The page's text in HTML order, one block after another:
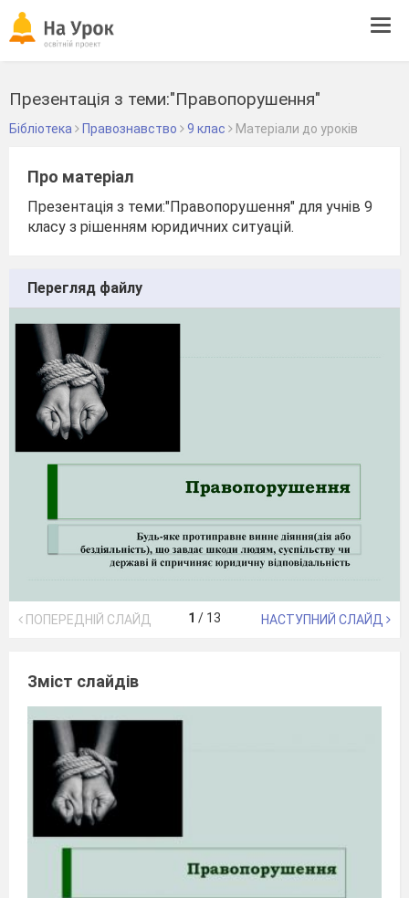
Презентація з теми:"Правопорушення"
Бібліотека Правознавство 9 клас Матеріали до уроків
Про матеріал
Презентація з теми:"Правопорушення" для учнів 9
класу з рішенням юридичних ситуацій.
Перегляд файлу
ПОПЕРЕДНІЙ СЛАЙД 1 / 13 НАСТУПНИЙ СЛАЙД
Зміст слайдів